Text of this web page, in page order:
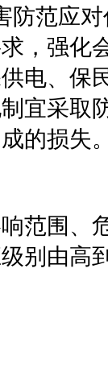
防范应
，强化
电、保
宜采取
的损失
范围、
别由高